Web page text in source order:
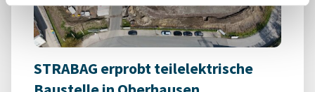
STRABAG erprobt teilelektrische